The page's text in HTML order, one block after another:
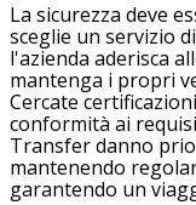
La sicurezza deve
sceglie un servizio
l'azienda aderisca
mantenga i propri
Cercate
conformità ai
Transfer danno
mantenendo
garantendo un